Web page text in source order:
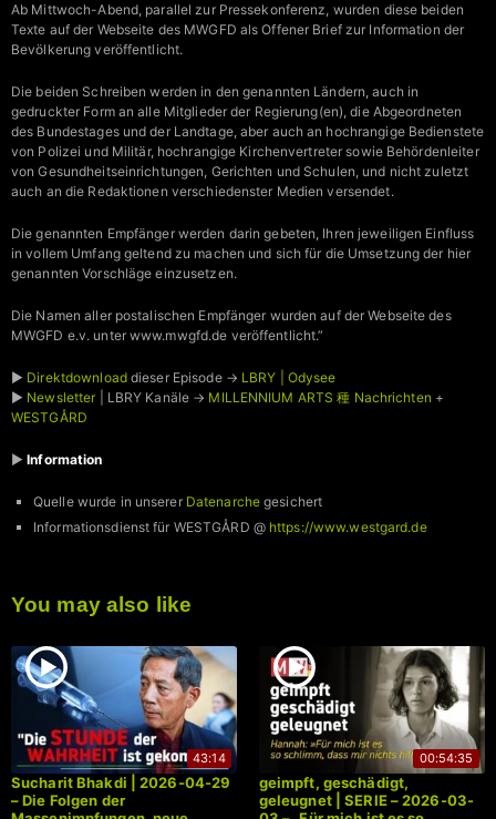
Ab Mittwoch-Abend, parallel zur Pressekonferenz, wurden diese beiden
Texte auf der Webseite des MWGFD als Offener Brief zur Information der
Bevölkerung veröffentlicht.
Die beiden Schreiben werden in den genannten Ländern, auch in
gedruckter Form an alle Mitglieder der Regierung(en), die Abgeordneten
des Bundestages und der Landtage, aber auch an hochrangige Bedienstete
von Polizei und Militär, hochrangige Kirchenvertreter sowie Behördenleiter
von Gesundheitseinrichtungen, Gerichten und Schulen, und nicht zuletzt
auch an die Redaktionen verschiedenster Medien versendet.
Die genannten Empfänger werden darin gebeten, Ihren jeweiligen Einfluss
in vollem Umfang geltend zu machen und sich für die Umsetzung der hier
genannten Vorschläge einzusetzen.
Die Namen aller postalischen Empfänger wurden auf der Webseite des
MWGFD e.v. unter www.mwgfd.de veröffentlicht.”
► Direktdownloaddieser Episode → LBRY | Odysee
► Newsletter | LBRY Kanäle → MILLENNIUM ARTS 種 Nachrichten +
WESTGÅRD
►Information
Quelle wurde in unserer Datenarchegesichert
Informationsdienst für WESTGÅRD @ https://www.westgard.de
You may also like
43:14
Sucharit Bhakdi | 2026-04-29
– Die Folgen der
00:54:35
geimpft, geschädigt,
geleugnet | SERIE – 2026-03-